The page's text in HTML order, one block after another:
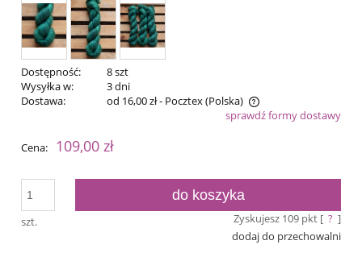
Dostępność:
8 szt
Wysyłka w:
3 dni
Dostawa:
od 16,00 zł- Pocztex(Polska)
Cena nie zawiera ewentualnych kosztów płatnościsprawdź formy dostawy
Cena: 109,00 zł
szt.
do koszyka
Zyskujesz 109pkt [ ? ]
dodaj do przechowalni